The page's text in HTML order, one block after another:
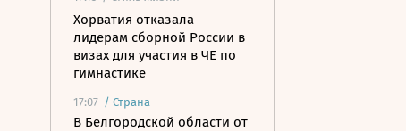
Хорватия отказала
лидерам сборной России в
визах для участия в ЧЕ по
гимнастике
17:07 / Страна
В Белгородской области от